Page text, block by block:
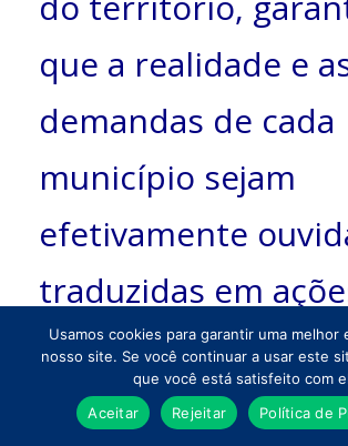
que a realidade e
demandas de cada
município sejam
efetivamente
traduzidas em
concretas.
Além da
Usamos cookies para garantir uma melhor
nosso site. Se você continuar a usar este
que você está satisfeito com
Aceitar
Rejeitar Política de